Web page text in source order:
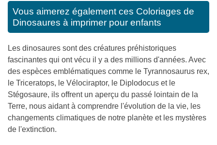
Vous aimerez également ces Coloriages de
Dinosaures à imprimer pour enfants
Les dinosaures sont des créatures préhistoriques
fascinantes qui ont vécu il y a des millions d'années. Avec
des espèces emblématiques comme le Tyrannosaurus rex,
le Triceratops, le Vélociraptor, le Diplodocus et le
Stégosaure, ils offrent un aperçu du passé lointain de la
Terre, nous aidant à comprendre l'évolution de la vie, les
changements climatiques de notre planète et les mystères
de l'extinction.